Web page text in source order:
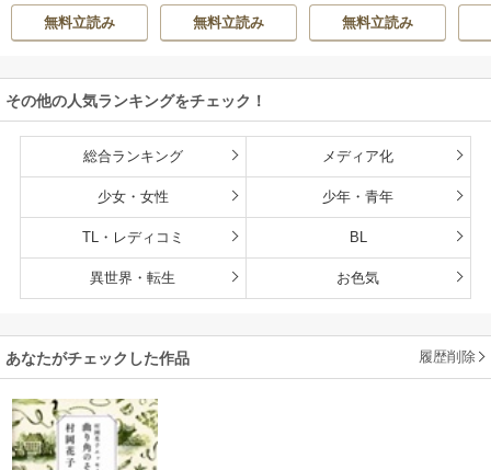
無料立読み
無料立読み
無料立読み
その他の人気ランキングをチェック！
総合ランキング メディア化
少女・女性 少年・青年
TL・レディコミ BL
異世界・転生 お色気
あなたがチェックした作品 履歴削除